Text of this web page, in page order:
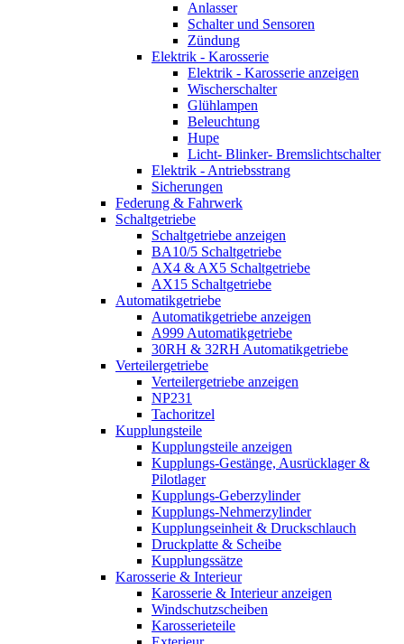
Anlasser
Schalter und Sensoren
Zündung
Elektrik - Karosserie
Elektrik - Karosserie anzeigen
Wischerschalter
Glühlampen
Beleuchtung
Hupe
Licht- Blinker- Bremslichtschalter
Elektrik - Antriebsstrang
Sicherungen
Federung & Fahrwerk
Schaltgetriebe
Schaltgetriebe anzeigen
BA10/5 Schaltgetriebe
AX4 & AX5 Schaltgetriebe
AX15 Schaltgetriebe
Automatikgetriebe
Automatikgetriebe anzeigen
A999 Automatikgetriebe
30RH & 32RH Automatikgetriebe
Verteilergetriebe
Verteilergetriebe anzeigen
NP231
Tachoritzel
Kupplungsteile
Kupplungsteile anzeigen
Kupplungs-Gestänge, Ausrücklager &
Pilotlager
Kupplungs-Geberzylinder
Kupplungs-Nehmerzylinder
Kupplungseinheit & Druckschlauch
Druckplatte & Scheibe
Kupplungssätze
Karosserie & Interieur
Karosserie & Interieur anzeigen
Windschutzscheiben
Karosserieteile